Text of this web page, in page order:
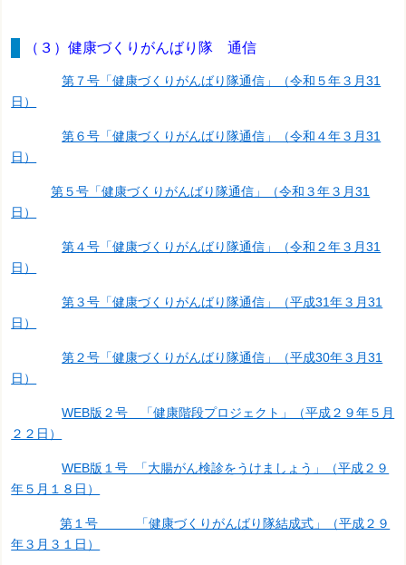
（３）健康づくりがんばり隊 通信
第７号「健康づくりがんばり隊通信」（令和５年３月31
日）
第６号「健康づくりがんばり隊通信」（令和４年３月31
日）
第５号「健康づくりがんばり隊通信」（令和３年３月31
日）
第４号「健康づくりがんばり隊通信」（令和２年３月31
日）
第３号「健康づくりがんばり隊通信」（平成31年３月31
日）
第２号「健康づくりがんばり隊通信」（平成30年３月31
日）
WEB版２号 「健康階段プロジェクト」（平成２９年５月
２２日）
WEB版１号 「大腸がん検診をうけましょう」（平成２９
年５月１８日）
第１号 「健康づくりがんばり隊結成式」（平成２９
年３月３１日）